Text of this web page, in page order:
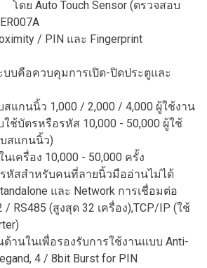
Sensor (ตรวจสอบ
/ PIN และ Fingerprint
บบคือควบคุมการเปิด-ปิดประตูและ
แกนนิ้ว 1,000 / 2,000 / 4,000 ผู้ใช้งาน
ช้บัตรหรือรหัส 10,000 - 50,000 ผู้ใช้
สแกนนิ้ว)
เครื่อง 10,000 - 50,000 ครั้ง
หัสสำหรับคนที่ลายนิ้วมืออ่านไม่ได้
และ Network การเชื่อมต่อ
/ RS485 (สูงสุด 32 เครื่อง),TCP/IP (ใช้
ด้านในเพื่อรองรับการใช้งานแบบ Anti-
4 / 8bit Burst for PIN